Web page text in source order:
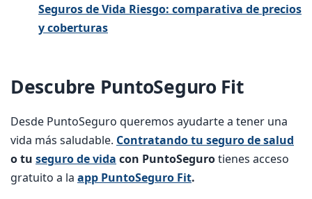
Seguros de Vida Riesgo: comparativa de precios
y coberturas
Descubre PuntoSeguro Fit
Desde PuntoSeguro queremos ayudarte a tener una
vida más saludable. Contratando tu seguro de salud
o tu seguro de vida con PuntoSegurotienes acceso
gratuito a la app PuntoSeguro Fit.